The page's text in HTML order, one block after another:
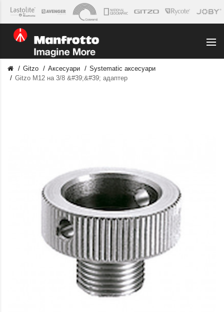
Gitzo Аксесуари
Systematic аксесуари
Gitzo M12 на 3/8 &#39;&#39; адаптер